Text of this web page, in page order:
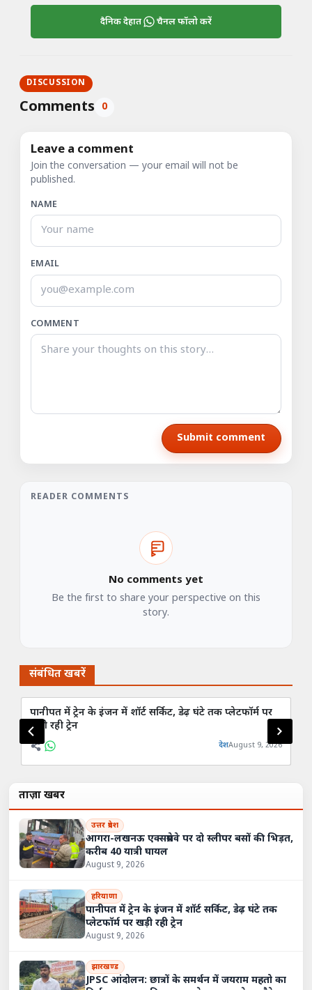
दैनिक देहात चैनल फॉलो करें
DISCUSSION
Comments 0
Leave a comment
Join the conversation — your email will not be
published.
NAME
EMAIL
COMMENT
Submit comment
READER COMMENTS
No comments yet
Be the first to share your perspective on this
story.
संबंधित खबरें
पानीपत में ट्रेन के इंजन में शॉर्ट सर्किट, डेढ़ घंटे तक प्लेटफॉर्म पर
खड़ी रही ट्रेन
देशAugust 9, 2026
ताज़ा खबरें
उत्तर प्रदेश
आगरा-लखनऊ एक्सप्रेसवे पर दो स्लीपर बसों की भिड़त,
करीब 40 यात्री घायल
August 9, 2026
हरियाणा
पानीपत में ट्रेन के इंजन में शॉर्ट सर्किट, डेढ़ घंटे तक
प्लेटफॉर्म पर खड़ी रही ट्रेन
August 9, 2026
झारखण्ड
JPSC आंदोलन: छात्रों के समर्थन में जयराम महतो का